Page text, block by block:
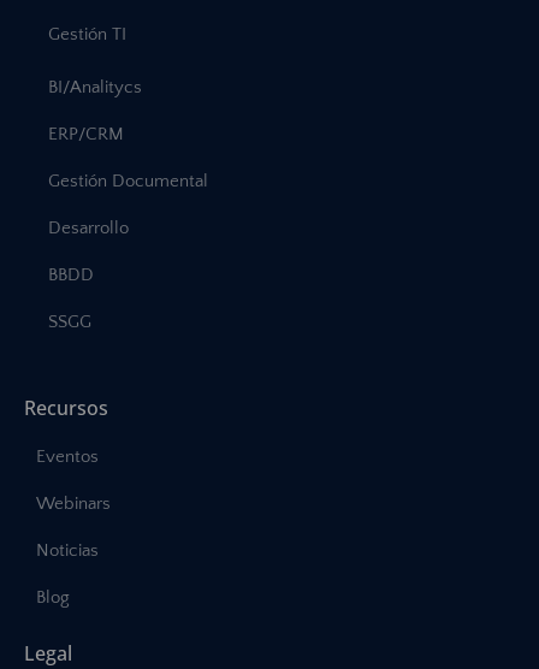
Gestión TI
BI/Analitycs
ERP/CRM
Gestión Documental
Desarrollo
BBDD
SSGG
Recursos
Eventos
Webinars
Noticias
Blog
Legal